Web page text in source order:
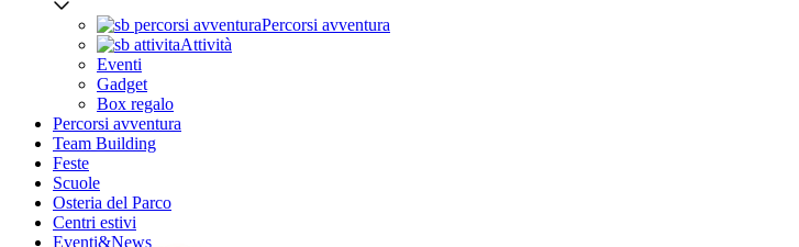
Percorsi avventura
Attività
Eventi
Gadget
Box regalo
Percorsi avventura
Team Building
Feste
Scuole
Osteria del Parco
Centri estivi
Eventi&News